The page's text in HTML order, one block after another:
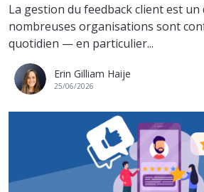
La gestion du feedback client est un
nombreuses organisations sont
quotidien — en particulier...
Erin Gilliam Haije
25/06/2026